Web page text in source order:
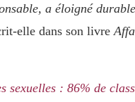
a éloigné
elle dans son livre
sexuelles : 86% de